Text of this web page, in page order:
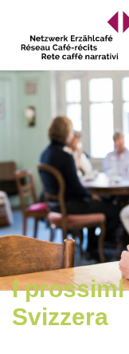
I
Svizzera